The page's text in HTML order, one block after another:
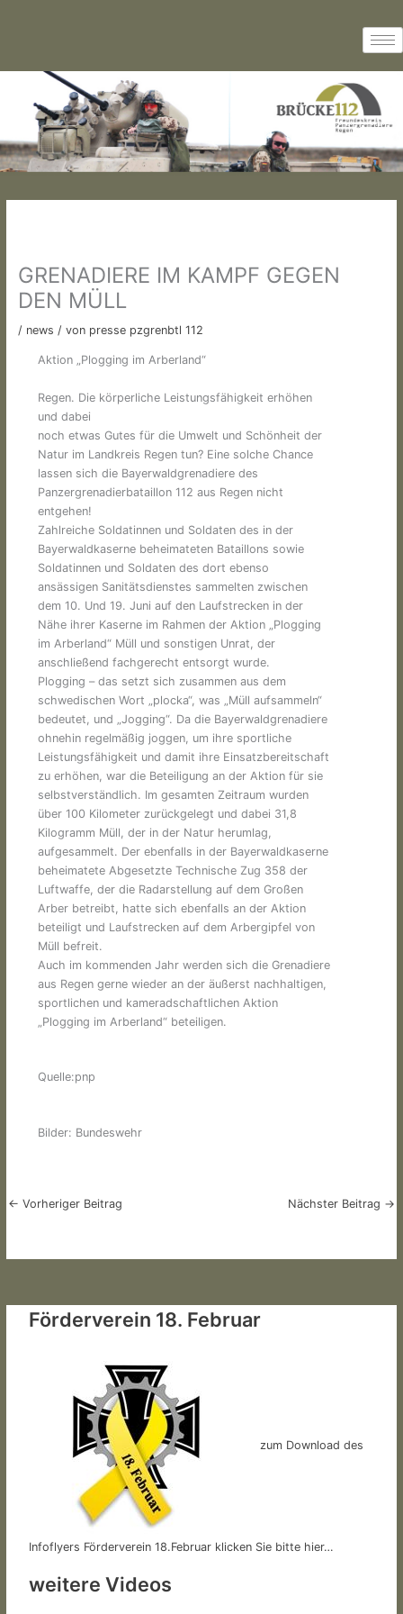
GRENADIERE IM KAMPF GEGEN
DEN MÜLL
/ news / von presse pzgrenbtl 112
Aktion „Plogging im Arberland“
Regen. Die körperliche Leistungsfähigkeit erhöhen
und dabei
noch etwas Gutes für die Umwelt und Schönheit der
Natur im Landkreis Regen tun? Eine solche Chance
lassen sich die Bayerwaldgrenadiere des
Panzergrenadierbataillon 112 aus Regen nicht
entgehen!
Zahlreiche Soldatinnen und Soldaten des in der
Bayerwaldkaserne beheimateten Bataillons sowie
Soldatinnen und Soldaten des dort ebenso
ansässigen Sanitätsdienstes sammelten zwischen
dem 10. Und 19. Juni auf den Laufstrecken in der
Nähe ihrer Kaserne im Rahmen der Aktion „Plogging
im Arberland“ Müll und sonstigen Unrat, der
anschließend fachgerecht entsorgt wurde.
Plogging – das setzt sich zusammen aus dem
schwedischen Wort „plocka“, was „Müll aufsammeln“
bedeutet, und „Jogging“. Da die Bayerwaldgrenadiere
ohnehin regelmäßig joggen, um ihre sportliche
Leistungsfähigkeit und damit ihre Einsatzbereitschaft
zu erhöhen, war die Beteiligung an der Aktion für sie
selbstverständlich. Im gesamten Zeitraum wurden
über 100 Kilometer zurückgelegt und dabei 31,8
Kilogramm Müll, der in der Natur herumlag,
aufgesammelt. Der ebenfalls in der Bayerwaldkaserne
beheimatete Abgesetzte Technische Zug 358 der
Luftwaffe, der die Radarstellung auf dem Großen
Arber betreibt, hatte sich ebenfalls an der Aktion
beteiligt und Laufstrecken auf dem Arbergipfel von
Müll befreit.
Auch im kommenden Jahr werden sich die Grenadiere
aus Regen gerne wieder an der äußerst nachhaltigen,
sportlichen und kameradschaftlichen Aktion
„Plogging im Arberland“ beteiligen.
Quelle:pnp
Bilder: Bundeswehr
← Vorheriger Beitrag Nächster Beitrag →
Förderverein 18. Februar
zum Download des
Infoflyers Förderverein 18.Februar klicken Sie bitte hier…
weitere Videos